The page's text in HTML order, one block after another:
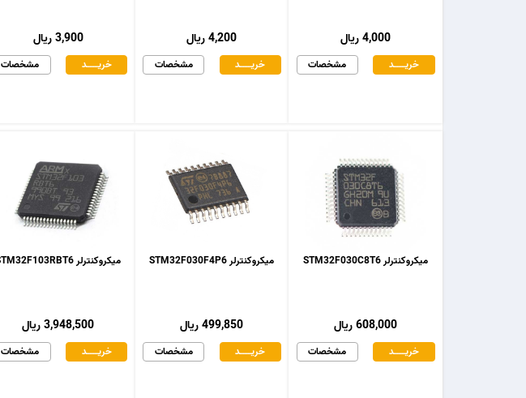
3,900 ریال
مشخصات خریـــــــد
4,200 ریال
مشخصات خریـــــــد
4,000 ریال
مشخصات خریـــــــد
میکروکنترلر STM32F103RBT6
3,948,500 ریال
مشخصات خریـــــــد
میکروکنترلر STM32F030F4P6
499,850 ریال
مشخصات خریـــــــد
میکروکنترلر STM32F030C8T6
608,000 ریال
مشخصات خریـــــــد